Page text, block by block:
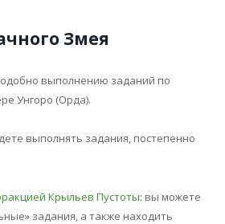
Змея
выполнению заданий по
Унгоро (Орда).
выполнять задания, постепенно
Крыльев Пустоты: вы можете
задания, а также находить